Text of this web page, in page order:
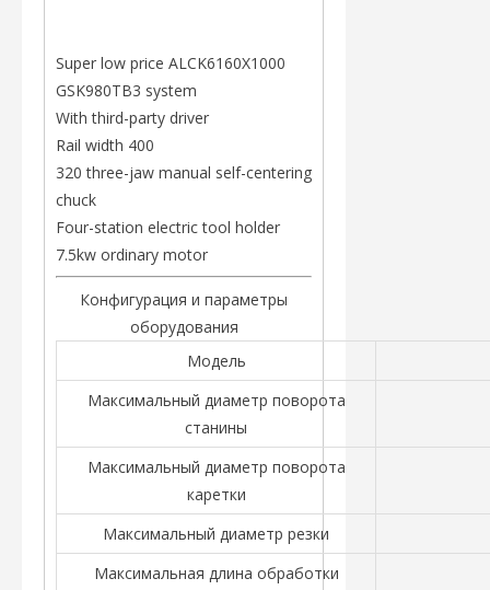
Super low price ALCK6160X1000
GSK980TB3 system
With third-party driver
Rail width 400
320 three-jaw manual self-centering
chuck
Four-station electric tool holder
7.5kw ordinary motor
Конфигурация и параметры
оборудования
Модель
Максимальный диаметр поворота
станины
Максимальный диаметр поворота
каретки
Максимальный диаметр резки
Максимальная длина обработки